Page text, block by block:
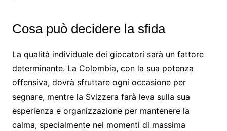
Cosa può decidere la sfida
La qualità individuale dei giocatori sarà un fattore
determinante. La Colombia, con la sua potenza
offensiva, dovrà sfruttare ogni occasione per
segnare, mentre la Svizzera farà leva sulla sua
esperienza e organizzazione per mantenere la
calma, specialmente nei momenti di massima